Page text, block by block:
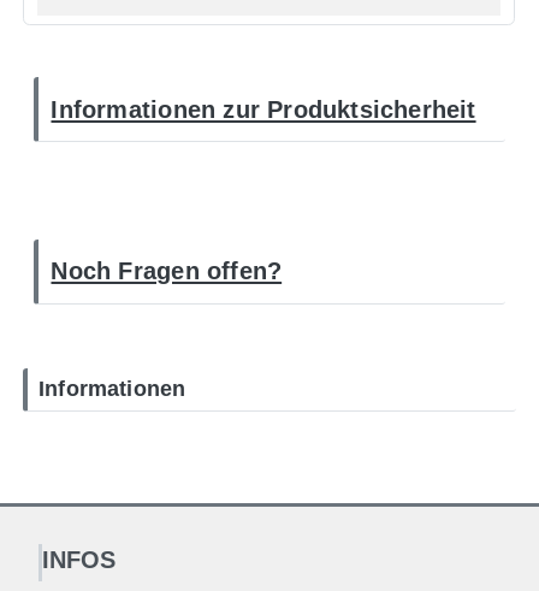
Informationen zur Produktsicherheit
Noch Fragen offen?
Informationen
INFOS